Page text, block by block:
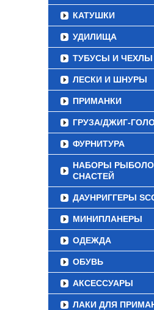
КАТУШКИ
УДИЛИЩА
ТУБУСЫ И ЧЕХЛЫ
ЛЕСКИ И ШНУРЫ
ПРИМАНКИ
ГРУЗА/ДЖИГ-
ФУРНИТУРА
НАБОРЫ
СНАСТЕЙ
ДАУНРИГГЕРЫ
МИНИПЛАНЕРЫ
ОДЕЖДА
ОБУВЬ
АКСЕССУАРЫ
ЛАКИ ДЛЯ